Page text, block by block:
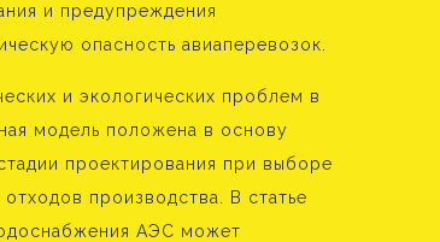
и предупреждения
опасность авиаперевозок.
и экологических проблем в
модель положена в основу
проектирования при выборе
производства. В статье
АЭС может